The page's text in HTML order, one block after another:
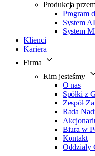
Produkcja
Program
System
System
Klienci
Kariera
Firma
Kim jesteśmy
O nas
Spółki z
Zespół
Rada
Biura w
Kontakt
Oddziały